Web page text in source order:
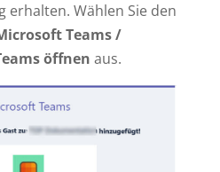
erhalten. Wählen Sie den
Teams /
öffnen aus.